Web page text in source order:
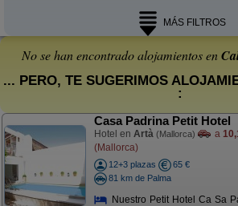
MÁS FILTROS
No se han encontrado alojamientos en
... PERO, TE SUGERIMOS
:
Casa Padrina Petit Hotel
Hotel en Artà (Mallorca) a
(Mallorca)
12+3 plazas
65 €
81 km de Palma
Nuestro Petit Hotel Ca Sa